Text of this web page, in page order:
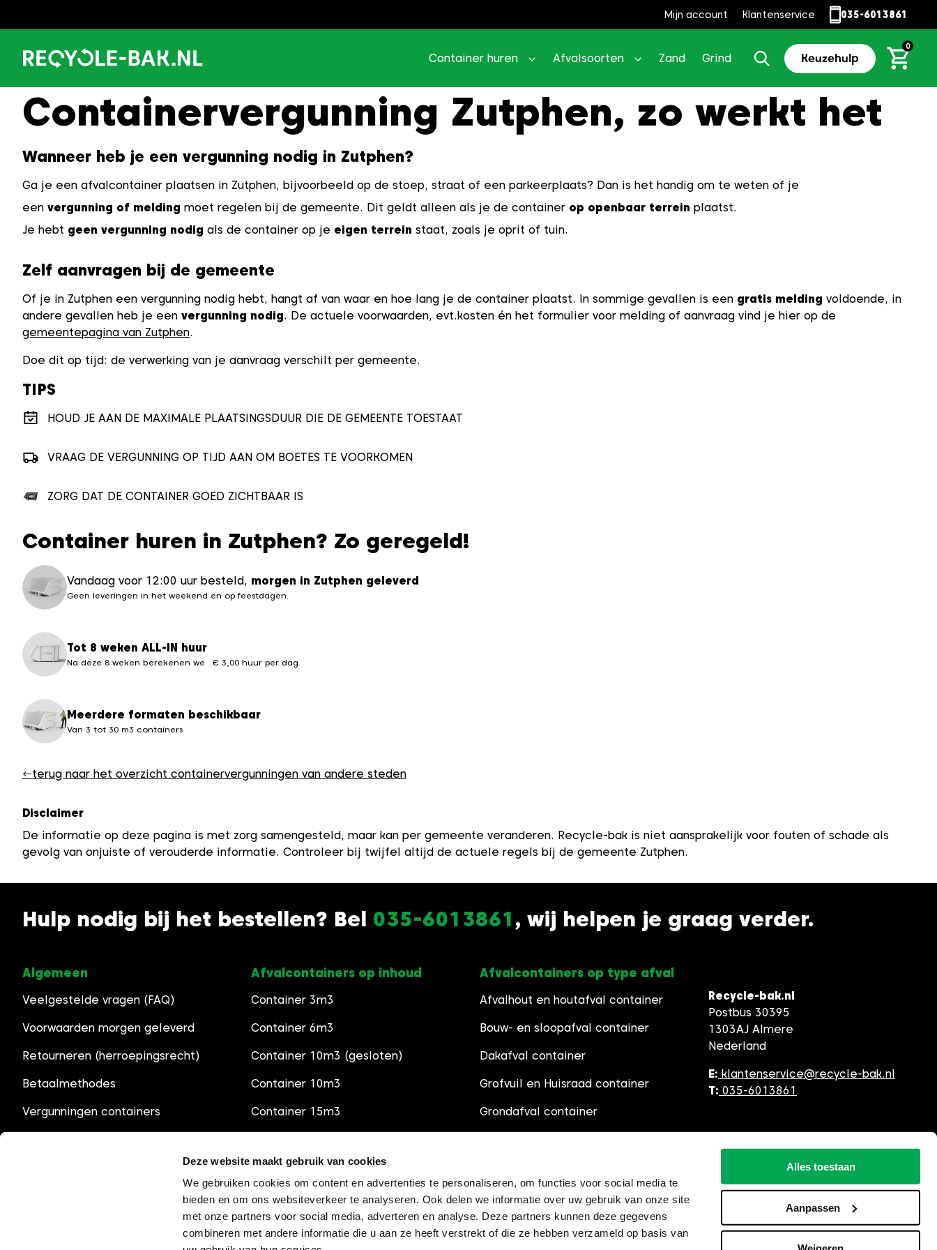
Deze website maakt gebruik van cookies
We gebruiken cookies om content en advertenties te personaliseren, om functies voor social media te
bieden en om ons websiteverkeer te analyseren. Ook delen we informatie over uw gebruik van onze site
met onze partners voor social media, adverteren en analyse. Deze partners kunnen deze gegevens
combineren met andere informatie die u aan ze heeft verstrekt of die ze hebben verzameld op basis van
Alles toestaan
Aanpassen
content
Container huren
Afvalsoorten Zand Grind Keuzehulp
0
Mijn account Klantenservice 035-6013861
Containervergunning Zutphen, zo werkt het
Wanneer heb je een vergunning nodig in Zutphen?
Ga je een afvalcontainer plaatsen in Zutphen, bijvoorbeeld op de stoep, straat of een parkeerplaats? Dan is het handig om te weten of je
een vergunning of melding moet regelen bij de gemeente. Dit geldt alleen als je de container op openbaar terrein plaatst.
Je hebt geen vergunning nodig als de container op je eigen terrein staat, zoals je oprit of tuin.
Zelf aanvragen bij de gemeente
Of je in Zutphen een vergunning nodig hebt, hangt af van waar en hoe lang je de container plaatst. In sommige gevallen is een gratis melding voldoende, in
andere gevallen heb je een vergunning nodig. De actuele voorwaarden, evt.kosten én het formulier voor melding of aanvraag vind je hier op de
gemeentepagina van Zutphen.
Doe dit op tijd: de verwerking van je aanvraag verschilt per gemeente.
TIPS
HOUD JE AAN DE MAXIMALE PLAATSINGSDUUR DIE DE GEMEENTE TOESTAAT
VRAAG DE VERGUNNING OP TIJD AAN OM BOETES TE VOORKOMEN
ZORG DAT DE CONTAINER GOED ZICHTBAAR IS
Container huren in Zutphen? Zo geregeld!
Vandaag voor 12:00 uur besteld, morgen in Zutphen geleverd
Geen leveringen in het weekend en op feestdagen.
Tot 8 weken ALL-IN huur
Na deze 8 weken berekenen we € 3,00 huur per dag.
Meerdere formaten beschikbaar
Van 3 tot 30 m3 containers
←terug naar het overzicht containervergunningen van andere steden
Disclaimer
De informatie op deze pagina is met zorg samengesteld, maar kan per gemeente veranderen. Recycle-bak is niet aansprakelijk voor fouten of schade als
gevolg van onjuiste of verouderde informatie. Controleer bij twijfel altijd de actuele regels bij de gemeente Zutphen.
Hulp nodig bij het bestellen? Bel 035-6013861, wij helpen je graag verder.
Algemeen
Veelgestelde vragen (FAQ)
Voorwaarden morgen geleverd
Retourneren (herroepingsrecht)
Betaalmethodes
Vergunningen containers
Afvalcontainers op inhoud
Container 3m3
Container 6m3
Container 10m3 (gesloten)
Container 10m3
Container 15m3
Afvalcontainers op type afval
Afvalhout en houtafval container
Bouw- en sloopafval container
Dakafval container
Grofvuil en Huisraad container
Grondafval container
Grindsoorten
Zandsoorten
Recycle-bak.nl
Postbus 30395
1303AJ Almere
Nederland
E: klantenservice@recycle-bak.nl
T: 035-6013861